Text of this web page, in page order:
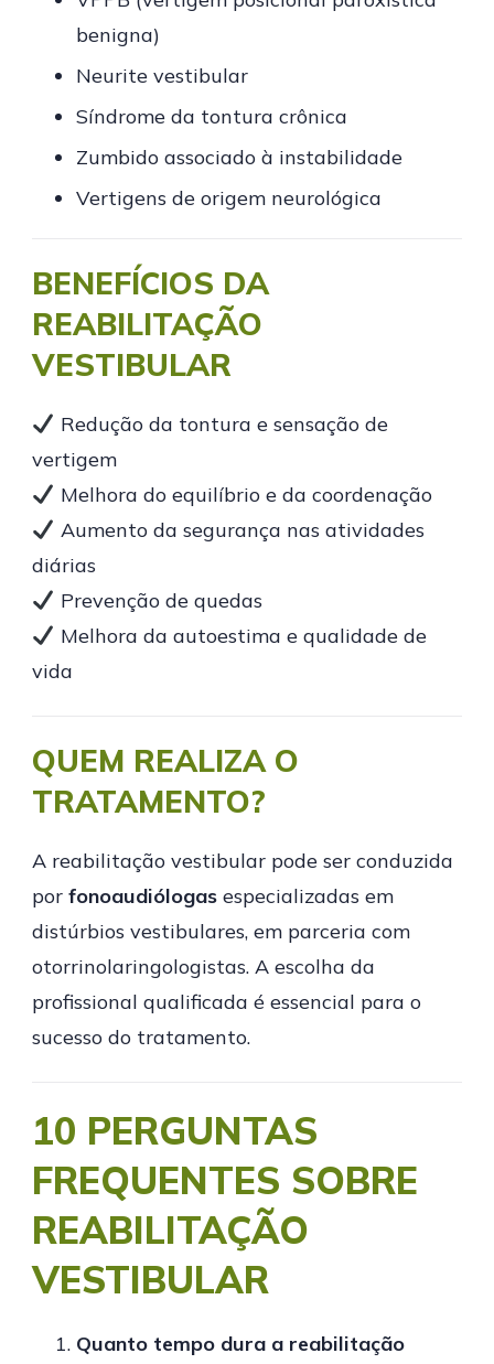
benigna)
Neurite vestibular
Síndrome da tontura crônica
Zumbido associado à instabilidade
Vertigens de origem neurológica
BENEFÍCIOS DA
REABILITAÇÃO
VESTIBULAR
Redução da tontura e sensação de
vertigem
Melhora do equilíbrio e da coordenação
Aumento da segurança nas atividades
diárias
Prevenção de quedas
Melhora da autoestima e qualidade de
vida
QUEM REALIZA O
TRATAMENTO?
A reabilitação vestibular pode ser conduzida
por fonoaudiólogas especializadas em
distúrbios vestibulares, em parceria com
otorrinolaringologistas. A escolha da
profissional qualificada é essencial para o
sucesso do tratamento.
10 PERGUNTAS
FREQUENTES SOBRE
REABILITAÇÃO
VESTIBULAR
Quanto tempo dura a reabilitação